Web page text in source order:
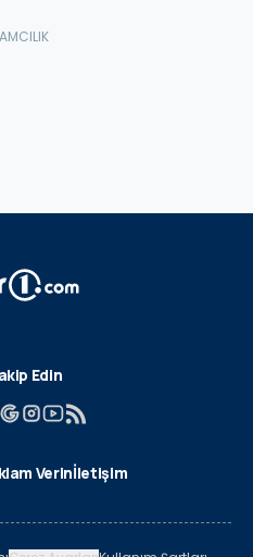
Edin
Verinİletişim